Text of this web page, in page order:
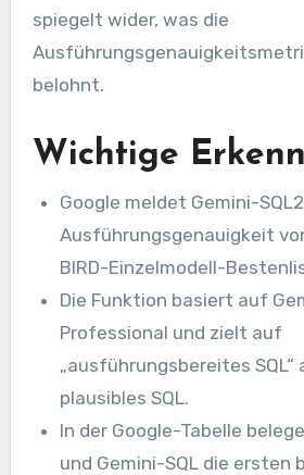
spiegelt wider, was die
belohnt.
Wichtige
Google meldet Gemini-
Ausführungsgenauigkeit
BIRD-Einzelmodell-
Die Funktion basiert auf
Professional und zielt auf
„ausführungsbereites
plausibles SQL.
In der Google-Tabelle
und Gemini-SQL die ersten